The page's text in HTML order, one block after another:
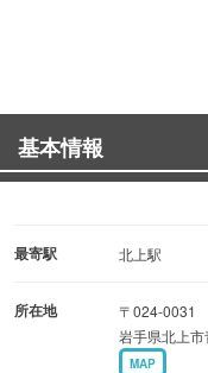
秘伝の漬け込み地で
たタレをかけ、外は
味付けは「なし・基
す！追加で骨付鳥の
レに浸して召し上が
※チャージ料金462円(税
【テイクアウト実施中
ほぼ全品テイクアウ
基本情報
最寄駅 北上駅
所在地
〒024-0031
岩手県北上
MAP